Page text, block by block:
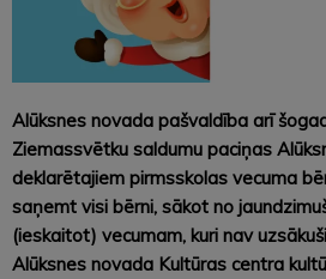
Alūksnes novada pašvaldība arī
Ziemassvētku saldumu paciņas
deklarētajiem pirmsskolas vecuma
saņemt visi bērni, sākot no
(ieskaitot) vecumam, kuri nav
Alūksnes novada Kultūras centra